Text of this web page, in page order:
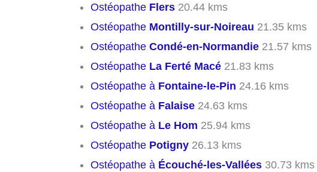
Ostéopathe Flers 20.44 kms
Ostéopathe Montilly-sur-Noireau 21.35 kms
Ostéopathe Condé-en-Normandie 21.57 kms
Ostéopathe La Ferté Macé 21.83 kms
Ostéopathe à Fontaine-le-Pin 24.16 kms
Ostéopathe à Falaise 24.63 kms
Ostéopathe à Le Hom 25.94 kms
Ostéopathe Potigny 26.13 kms
Ostéopathe à Écouché-les-Vallées 30.73 kms